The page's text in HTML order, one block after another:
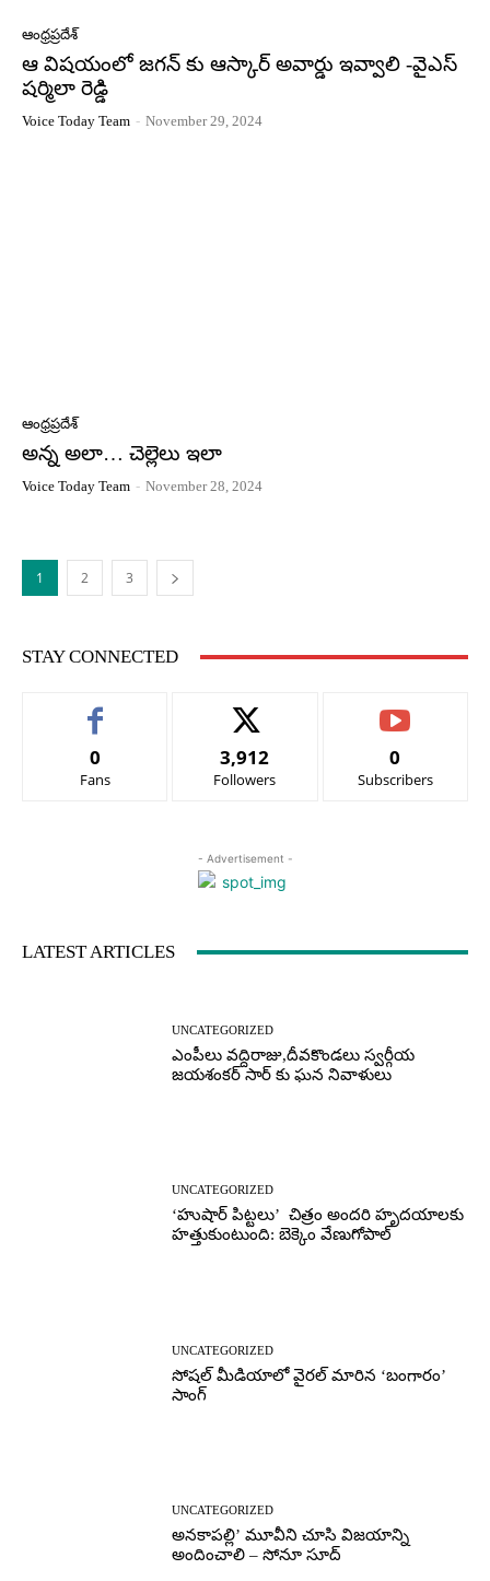
ఆంధ్రప్రదేశ్
ఆ విషయంలో జగన్ కు ఆస్కార్ అవార్డు ఇవ్వాలి -వైఎస్
షర్మిలా రెడ్డి
Voice Today Team - November 29, 2024
ఆంధ్రప్రదేశ్
అన్న అలా… చెల్లెలు ఇలా
Voice Today Team - November 28, 2024
1 2 3
STAY CONNECTED
0
Fans
3,912
Followers
0
Subscribers
- Advertisement -
LATEST ARTICLES
UNCATEGORIZED
ఎంపీలు వద్దిరాజు,దీవకొండలు స్వర్గీయ
జయశంకర్ సార్ కు ఘన నివాళులు
UNCATEGORIZED
‘హుషార్‌ పిట్టలు’ చిత్రం అందరి హృదయాలకు
హత్తుకుంటుంది: బెక్కెం వేణుగోపాల్‌
UNCATEGORIZED
సోషల్ మీడియాలో వైరల్ మారిన ‘బంగారం’
సాంగ్
UNCATEGORIZED
అనకాపల్లి’ మూవీని చూసి విజయాన్ని
అందించాలి – సోనూ సూద్